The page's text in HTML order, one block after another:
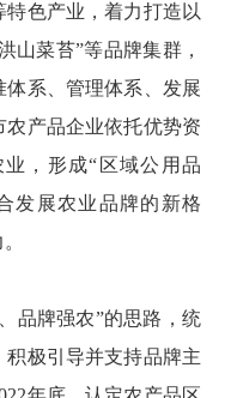
色产业，着力打造以
山菜苔”等品牌集群，
系、管理体系、发展
产品企业依托优势资
，形成“区域公用品
发展农业品牌的新格
品牌强农”的思路，统
极引导并支持品牌主